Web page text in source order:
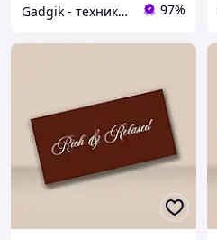
Gadgik - техника и аксессуары 97%